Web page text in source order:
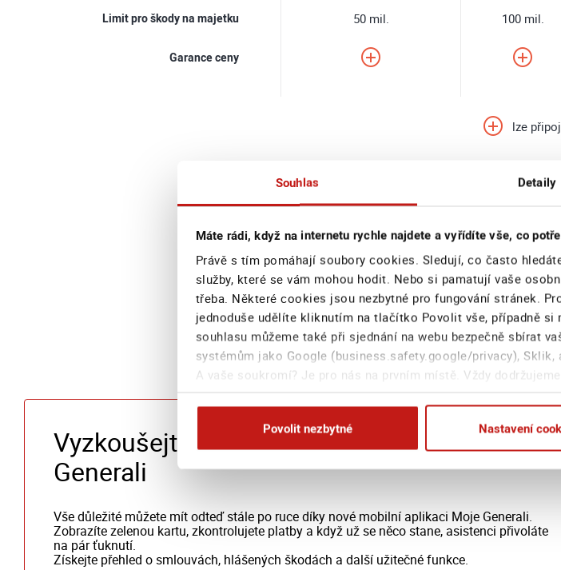
Souhlas Detaily
Máte rádi, když na internetu rychle najdete a vyřídíte vše, co
Právě s tím pomáhají soubory cookies. Sledují, co často
služby, které se vám mohou hodit. Nebo si pamatují vaše
třeba. Některé cookies jsou nezbytné pro fungování stránek.
jednoduše udělíte kliknutím na tlačítko Povolit vše, případně
souhlasu můžeme také při sjednání na webu bezpečně sbírat
systémům jako Google (business.safety.google/privacy),
A vaše soukromí? Je pro nás na prvním místě. Vždy
Povolit nezbytné Nastavení
Limit pro škody na majetku 50 mil. 100 mil.
Garance ceny
lze
Se slevou 20 %
Vyzkoušejte novou mobilní aplikaci Moje
Generali
Vše důležité můžete mít odteď stále po ruce díky nové mobilní aplikaci Moje Generali.
Zobrazíte zelenou kartu, zkontrolujete platby a když už se něco stane, asistenci přivoláte
na pár ťuknutí.
Získejte přehled o smlouvách, hlášených škodách a další užitečné funkce.